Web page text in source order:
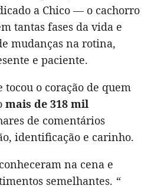
a Chico — o cachorro
tantas fases da vida e
mudanças na rotina,
e paciente.
o coração de quem
mais de 318 mil
de comentários
identificação e carinho.
na cena e
semelhantes. “